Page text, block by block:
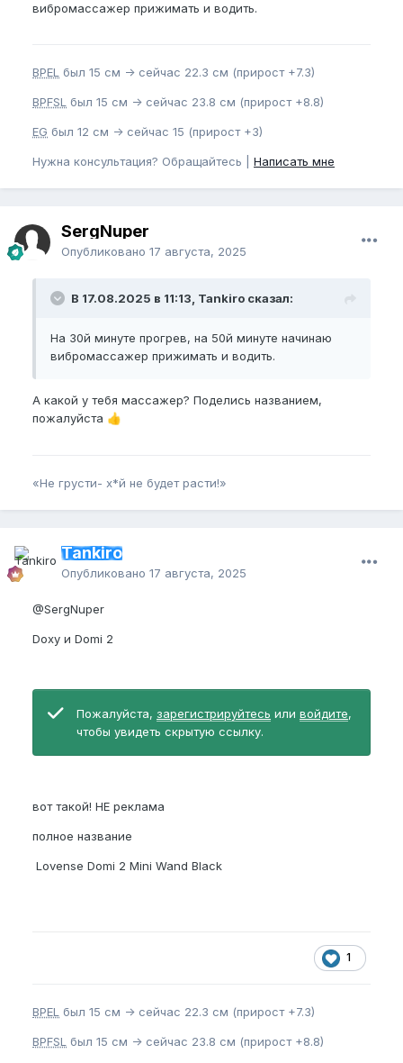
вибромассажер прижимать и водить.
BPEL был 15 см -> сейчас 22.3 см (прирост +7.3)
BPFSL был 15 см -> сейчас 23.8 см (прирост +8.8)
EG был 12 см -> сейчас 15 (прирост +3)
Нужна консультация? Обращайтесь | Написать мне
SergNuper
Опубликовано 17 августа, 2025
В 17.08.2025 в 11:13, Tankiro сказал:
На 30й минуте прогрев, на 50й минуте начинаю
вибромассажер прижимать и водить.
А какой у тебя массажер? Поделись названием,
пожалуйста 👍
«Не грусти- х*й не будет расти!»
Tankiro
Опубликовано 17 августа, 2025
@SergNuper
Doxy и Domi 2
Пожалуйста, зарегистрируйтесь или войдите,
чтобы увидеть скрытую ссылку.
вот такой! НЕ реклама
полное название
Lovense Domi 2 Mini Wand Black
1
BPEL был 15 см -> сейчас 22.3 см (прирост +7.3)
BPFSL был 15 см -> сейчас 23.8 см (прирост +8.8)